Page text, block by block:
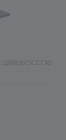
ДБ60БС1ССТ30